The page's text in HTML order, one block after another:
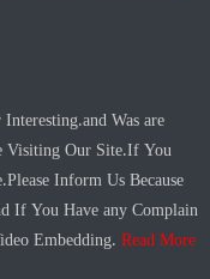
Was are
Visiting Our Site.If You
Inform Us Because
If You Have any Complain
Embedding.Read More